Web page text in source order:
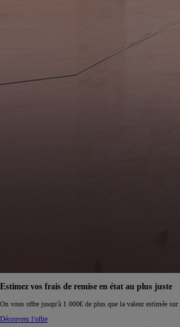
Réservez en ligne votre occasion pour 1€ seulement
Réservez en ligne